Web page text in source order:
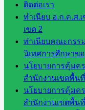
ติดต่อเรา
ทำเนียบ อ.ก.ค.ศ.
เขต 2
ทำเนียบคณะกรร
นิเทศการศึกษาข
นโยบายการคุ้มค
สำนักงานเขตพื้น
นโยบายการคุ้มค
สำนักงานเขตพื้น
จังหวัด
สระแก้ว
องค์การ
บริหาร
ส่วน
จังหวัด
สระแก้ว
ศึกษาธิการ
จังหวัด